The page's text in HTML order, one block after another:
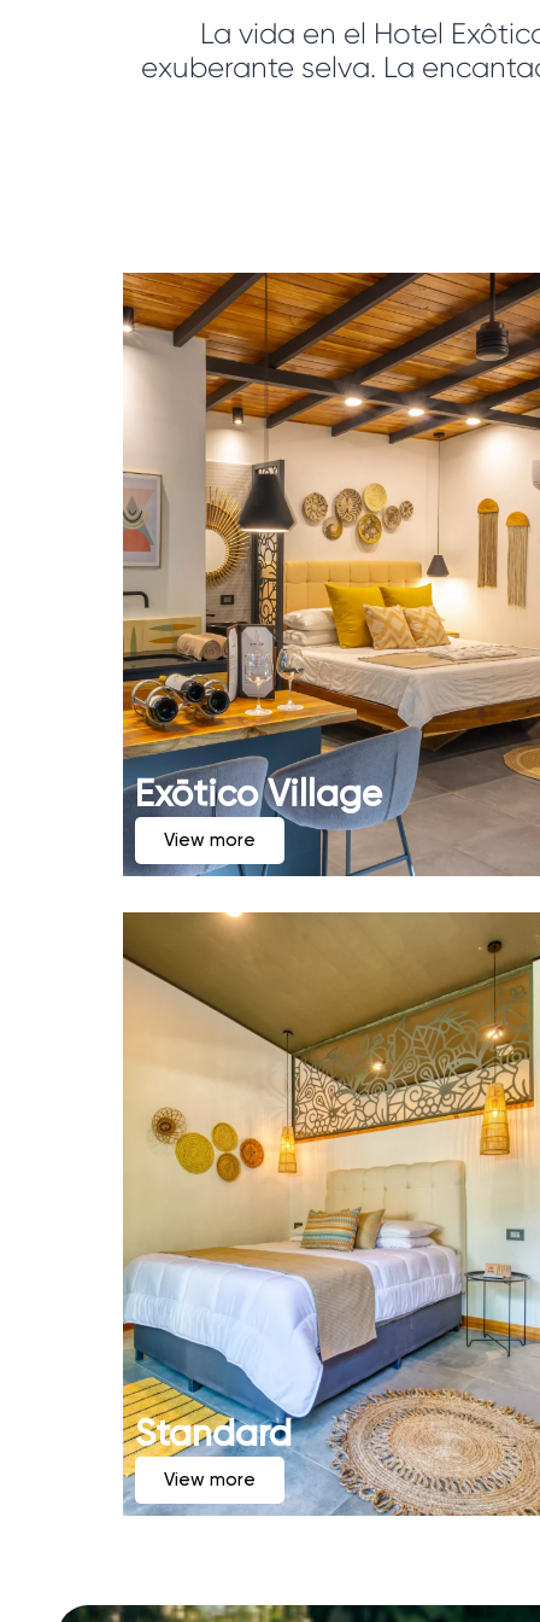
La vida en el Hotel
exuberante selva. La
Exōtico Village
View more
Standard
View more